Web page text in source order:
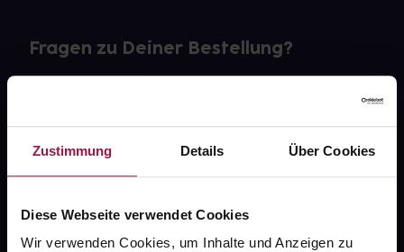
Zustimmung Details Über Cookies
Diese Webseite verwendet Cookies
Wir verwenden Cookies, um Inhalte und Anzeigen zu
Fragen zu Deiner Bestellung?